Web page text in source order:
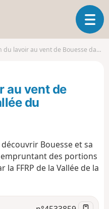
O
u
v
i
g
a
t
o
n
au vent de Bouesse dans la vallée du Creuzançais
au vent de
du
Bouesse et sa
des portions
FFRP de la Vallée de la